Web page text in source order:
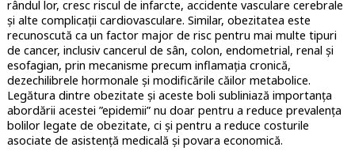
rândul lor, cresc riscul de infarcte, accidente vasculare cerebrale
și alte complicații cardiovasculare. Similar, obezitatea este
recunoscută ca un factor major de risc pentru mai multe tipuri
de cancer, inclusiv cancerul de sân, colon, endometrial, renal și
esofagian, prin mecanisme precum inflamația cronică,
dezechilibrele hormonale și modificările căilor metabolice.
Legătura dintre obezitate și aceste boli subliniază importanța
abordării acestei ”epidemii” nu doar pentru a reduce prevalența
bolilor legate de obezitate, ci și pentru a reduce costurile
asociate de asistență medicală și povara economică.